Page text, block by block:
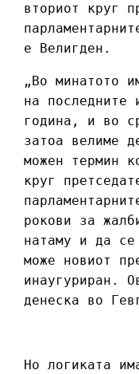
вториот круг
е Велигден.
„Во минатото
на последните
година, и во
затоа велиме
можен термин
круг
рокови за
натаму и да
може новиот
инаугуриран.
денеска во
Но логиката